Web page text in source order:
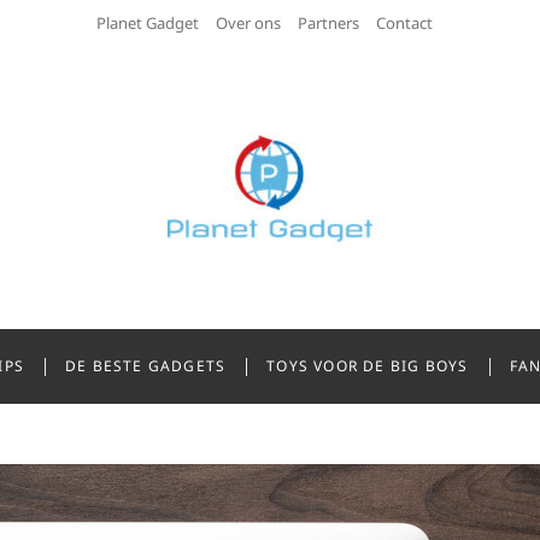
Planet Gadget Over ons Partners Contact
DE BESTE GADGETS TOYS VOOR DE BIG BOYS